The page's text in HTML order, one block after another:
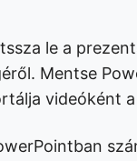
le a
Mentse
videóként